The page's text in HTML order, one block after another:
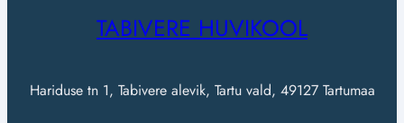
TABIVERE HUVIKOOL
Hariduse tn 1, Tabivere alevik, Tartu vald, 49127 Tartumaa